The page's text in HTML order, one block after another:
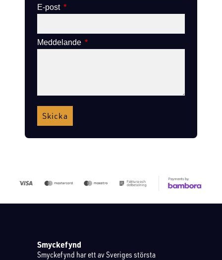
E-post
Meddelande
Skicka
Smyckefynd
Smyckefynd har ett av Sveriges största